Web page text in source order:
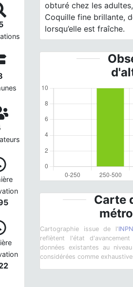
obturé chez les
Coquille fine brillante,
lorsqu’elle est fraîche.
Carte
Cartographie issue de l'INPN
reflètent l'état
données existantes au
considérées comme